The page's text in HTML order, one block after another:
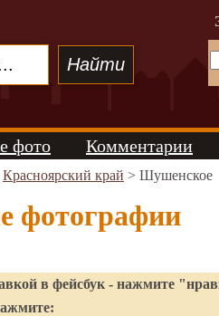
фото Комментарии
Красноярский край > Шушенское
фотографии
в фейсбук - нажмите